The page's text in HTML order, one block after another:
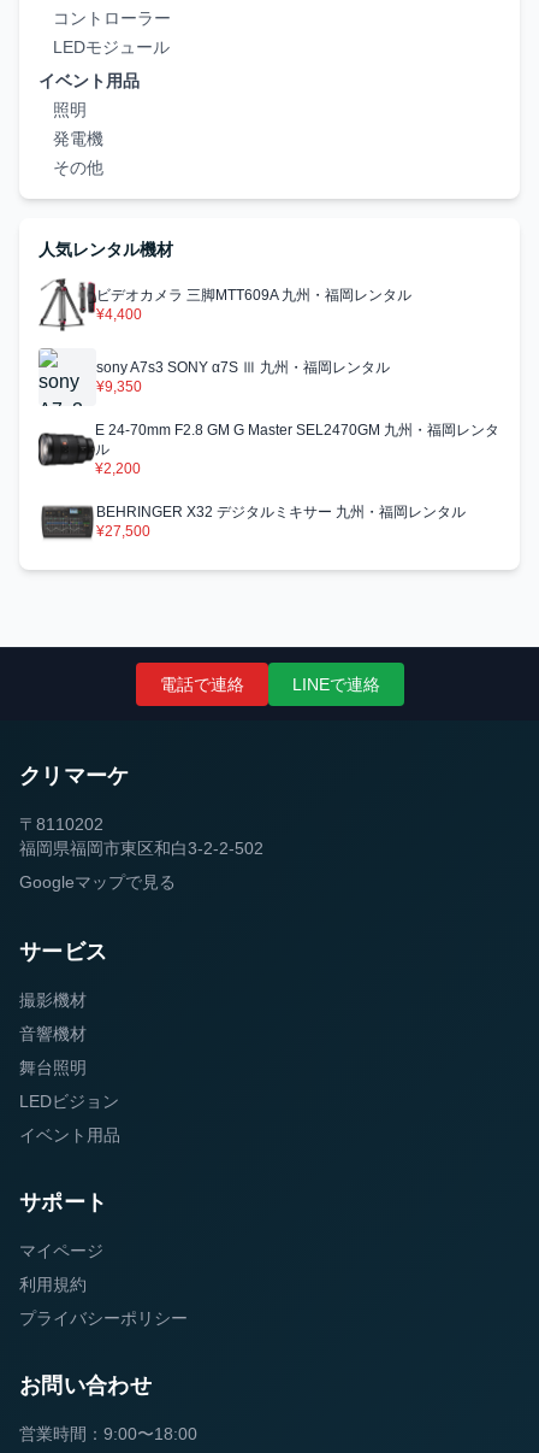
コントローラー
LEDモジュール
イベント用品
照明
発電機
その他
人気レンタル機材
ビデオカメラ 三脚MTT609A 九州・福岡レンタル
¥4,400
sony A7s3 SONY α7S Ⅲ 九州・福岡レンタル
¥9,350
E 24-70mm F2.8 GM G Master SEL2470GM 九州・福岡レンタ
ル
¥2,200
BEHRINGER X32 デジタルミキサー 九州・福岡レンタル
¥27,500
電話で連絡 LINEで連絡
クリマーケ
〒8110202
福岡県福岡市東区和白3-2-2-502
Googleマップで見る
サービス
撮影機材
音響機材
舞台照明
LEDビジョン
イベント用品
サポート
マイページ
利用規約
プライバシーポリシー
お問い合わせ
営業時間：9:00〜18:00